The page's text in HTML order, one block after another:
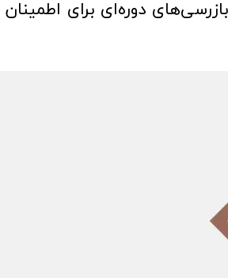
دوره‌ای برای اطمینان